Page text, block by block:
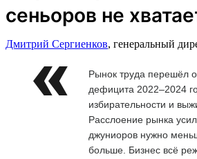
сеньоров не
Дмитрий Сергиенков, генеральный
Рынок труда перешёл
дефицита 2022–2024
избирательности и
Расслоение рынка
джуниоров нужно
больше. Бизнес всё